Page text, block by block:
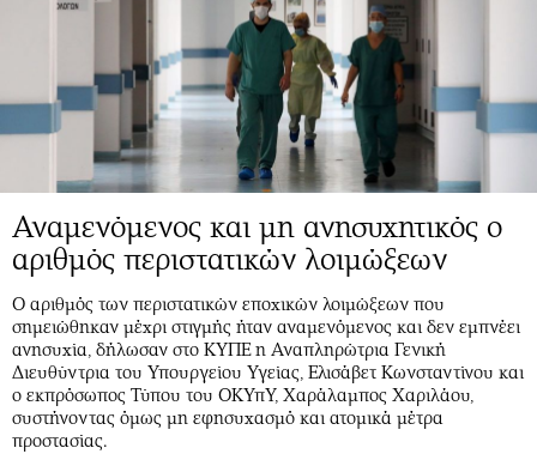
Αναμενόμενος και μη ανησυχητικός ο
αριθμός περιστατικών λοιμώξεων
Ο αριθμός των περιστατικών εποχικών λοιμώξεων που
σημειώθηκαν μέχρι στιγμής ήταν αναμενόμενος και δεν εμπνέει
ανησυχία, δήλωσαν στο ΚΥΠΕ η Αναπληρώτρια Γενική
Διευθύντρια του Υπουργείου Υγείας, Ελισάβετ Κωνσταντίνου και
ο εκπρόσωπος Τύπου του ΟΚΥπΥ, Χαράλαμπος Χαριλάου,
συστήνοντας όμως μη εφησυχασμό και ατομικά μέτρα
προστασίας.